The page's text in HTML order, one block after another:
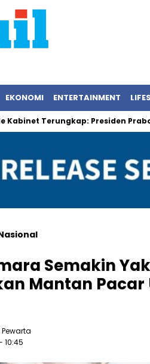
EKONOMI ENTERTAINMENT
Presiden Prabowo
Semakin
Mantan Pacar
10:45